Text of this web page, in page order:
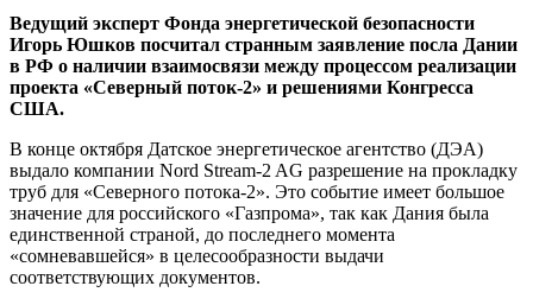
Ведущий эксперт Фонда энергетической безопасности
Игорь Юшков посчитал странным заявление посла Дании
в РФ о наличии взаимосвязи между процессом реализации
проекта «Северный поток-2» и решениями Конгресса
США.
В конце октября Датское энергетическое агентство (ДЭА)
выдало компании Nord Stream-2 AG разрешение на прокладку
труб для «Северного потока-2». Это событие имеет большое
значение для российского «Газпрома», так как Дания была
единственной страной, до последнего момента
«сомневавшейся» в целесообразности выдачи
соответствующих документов.